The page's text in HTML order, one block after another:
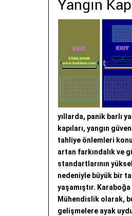
Yangın
yıllarda, panik barlı
kapıları, yangın
tahliye önlemleri
artan farkındalık ve
standartlarının
nedeniyle büyük bir
yaşamıştır. Karaboğa
Mühendislik olarak,
gelişmelere ayak